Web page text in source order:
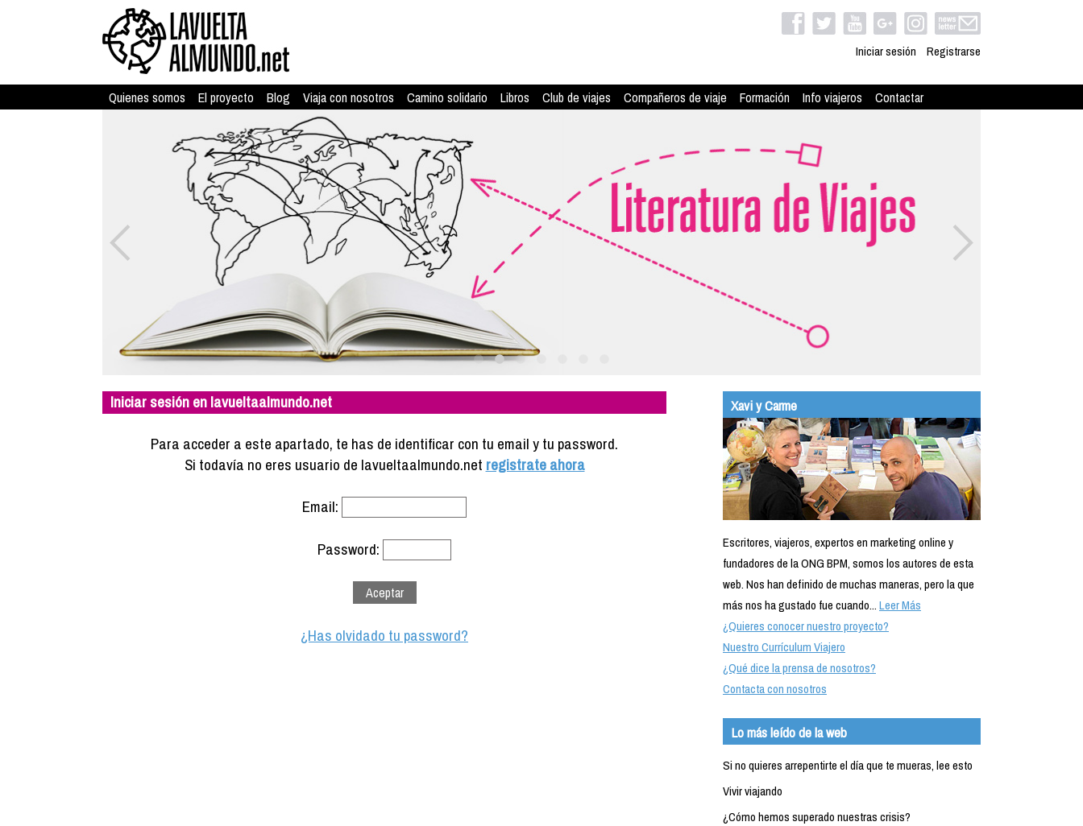
Iniciar sesión Registrarse
Quienes somos El proyecto Blog Viaja con nosotros Camino solidario Libros Club de viajes Compañeros de viaje Formación Info viajeros Contactar
Iniciar sesión en lavueltaalmundo.net
Para acceder a este apartado, te has de identificar con tu email y tu password.
Si todavía no eres usuario de lavueltaalmundo.net registrate ahora
Email:
Password:
¿Has olvidado tu password?
Xavi y Carme
Escritores, viajeros, expertos en marketing online y
fundadores de la ONG BPM, somos los autores de esta
web. Nos han definido de muchas maneras, pero la que
más nos ha gustado fue cuando...Leer Más
¿Quieres conocer nuestro proyecto?
Nuestro Currículum Viajero
¿Qué dice la prensa de nosotros?
Contacta con nosotros
Lo más leído de la web
Si no quieres arrepentirte el día que te mueras, lee esto
Vivir viajando
¿Cómo hemos superado nuestras crisis?